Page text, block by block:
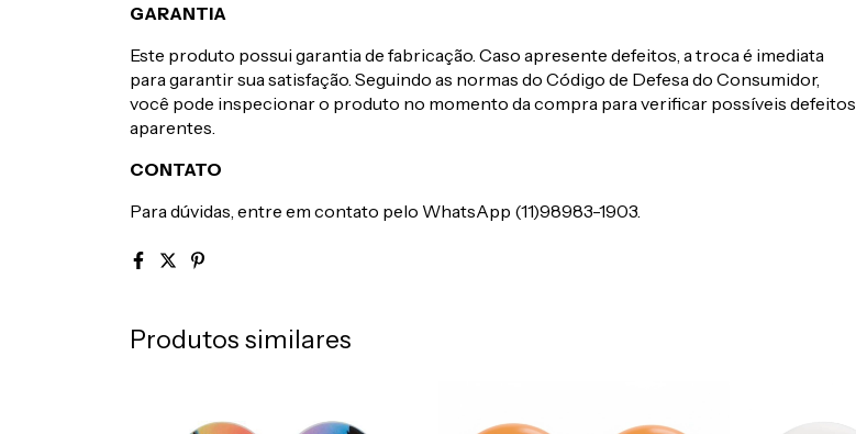
GARANTIA
Este produto possui garantia de fabricação. Caso apresente defeitos, a troca é imediata
para garantir sua satisfação. Seguindo as normas do Código de Defesa do Consumidor,
você pode inspecionar o produto no momento da compra para verificar possíveis defeitos
aparentes.
CONTATO
Para dúvidas, entre em contato pelo WhatsApp (11)98983-1903.
Produtos similares